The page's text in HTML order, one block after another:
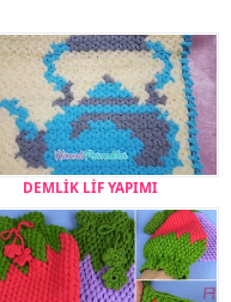
DEMLİK LİF YAPIMI